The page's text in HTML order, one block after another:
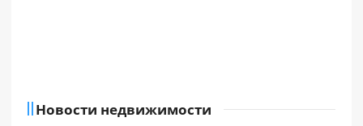
Новости недвижимости